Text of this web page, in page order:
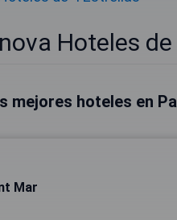
Hoteles
mejores hoteles en
Mar